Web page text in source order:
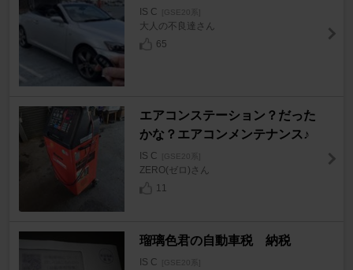
IS C [GSE20系]
大人の不良達さん
65
エアコンステーション？だった
かな？エアコンメンテナンス♪
IS C [GSE20系]
ZERO(ゼロ)さん
11
瑠璃色君の自動車税 納税
IS C [GSE20系]